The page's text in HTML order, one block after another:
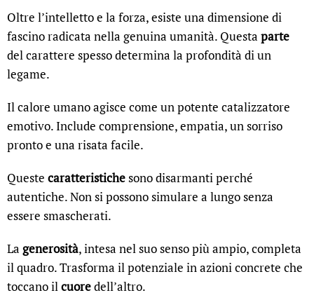
Oltre l’intelletto e la forza, esiste una dimensione di
fascino radicata nella genuina umanità. Questa parte
del carattere spesso determina la profondità di un
legame.
Il calore umano agisce come un potente catalizzatore
emotivo. Include comprensione, empatia, un sorriso
pronto e una risata facile.
Queste caratteristichesono disarmanti perché
autentiche. Non si possono simulare a lungo senza
essere smascherati.
La generosità, intesa nel suo senso più ampio, completa
il quadro. Trasforma il potenziale in azioni concrete che
toccano il cuoredell’altro.